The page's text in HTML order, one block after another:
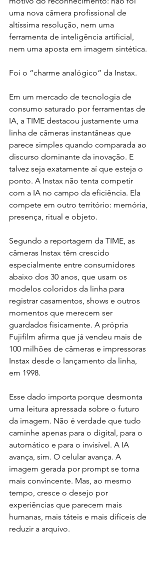
uma nova câmera profissional de
altíssima resolução, nem uma
ferramenta de inteligência artificial,
nem uma aposta em imagem sintética.
Foi o “charme analógico” da Instax.
Em um mercado de tecnologia de
consumo saturado por ferramentas de
IA, a TIME destacou justamente uma
linha de câmeras instantâneas que
parece simples quando comparada ao
discurso dominante da inovação. E
talvez seja exatamente aí que esteja o
ponto. A Instax não tenta competir
com a IA no campo da eficiência. Ela
compete em outro território: memória,
presença, ritual e objeto.
Segundo a reportagem da TIME, as
câmeras Instax têm crescido
especialmente entre consumidores
abaixo dos 30 anos, que usam os
modelos coloridos da linha para
registrar casamentos, shows e outros
momentos que merecem ser
guardados fisicamente. A própria
Fujifilm afirma que já vendeu mais de
100 milhões de câmeras e impressoras
Instax desde o lançamento da linha,
em 1998.
Esse dado importa porque desmonta
uma leitura apressada sobre o futuro
da imagem. Não é verdade que tudo
caminhe apenas para o digital, para o
automático e para o invisível. A IA
avança, sim. O celular avança. A
imagem gerada por prompt se torna
mais convincente. Mas, ao mesmo
tempo, cresce o desejo por
experiências que parecem mais
humanas, mais táteis e mais difíceis de
reduzir a arquivo.